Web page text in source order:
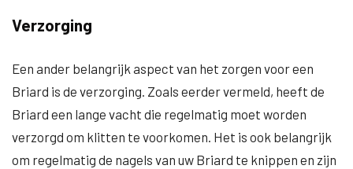
Verzorging
Een ander belangrijk aspect van het zorgen voor een
Briard is de verzorging. Zoals eerder vermeld, heeft de
Briard een lange vacht die regelmatig moet worden
verzorgd om klitten te voorkomen. Het is ook belangrijk
om regelmatig de nagels van uw Briard te knippen en zijn